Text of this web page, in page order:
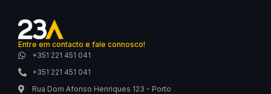
Entre em contacto e fale connosco!
+351 221 451 041
+351 221 451 041
Rua Dom Afonso Henriques 123 - Porto